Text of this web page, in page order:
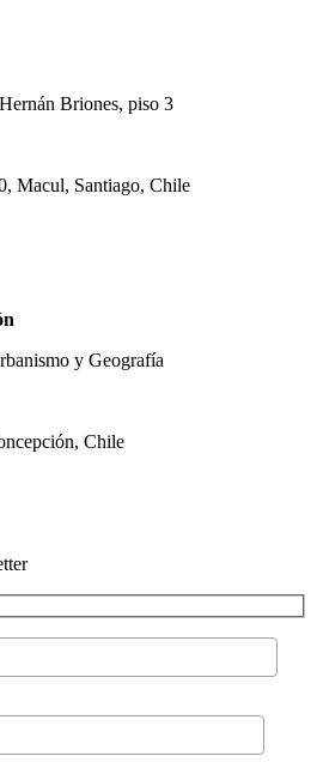
Briones, piso 3
Macul, Santiago, Chile
y Geografía
Chile